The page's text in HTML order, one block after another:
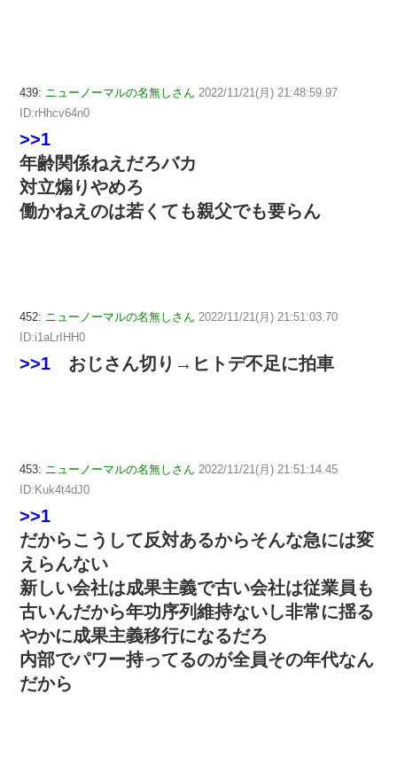
439: ニューノーマルの名無しさん 2022/11/21(月) 21:48:59.97
ID:rHhcv64n0
>>1
年齢関係ねえだろバカ
対立煽りやめろ
働かねえのは若くても親父でも要らん
452: ニューノーマルの名無しさん 2022/11/21(月) 21:51:03.70
ID:i1aLrIHH0
>>1 おじさん切り→ヒトデ不足に拍車
453: ニューノーマルの名無しさん 2022/11/21(月) 21:51:14.45
ID:Kuk4t4dJ0
>>1
だからこうして反対あるからそんな急には変
えらんない
新しい会社は成果主義で古い会社は従業員も
古いんだから年功序列維持ないし非常に揺る
やかに成果主義移行になるだろ
内部でパワー持ってるのが全員その年代なん
だから